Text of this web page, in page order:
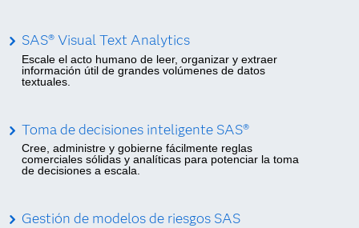
SAS® Visual Text Analytics
Escale el acto humano de leer, organizar y extraer
información útil de grandes volúmenes de datos
textuales.
Toma de decisiones inteligente SAS®
Cree, administre y gobierne fácilmente reglas
comerciales sólidas y analíticas para potenciar la toma
de decisiones a escala.
Gestión de modelos de riesgos SAS